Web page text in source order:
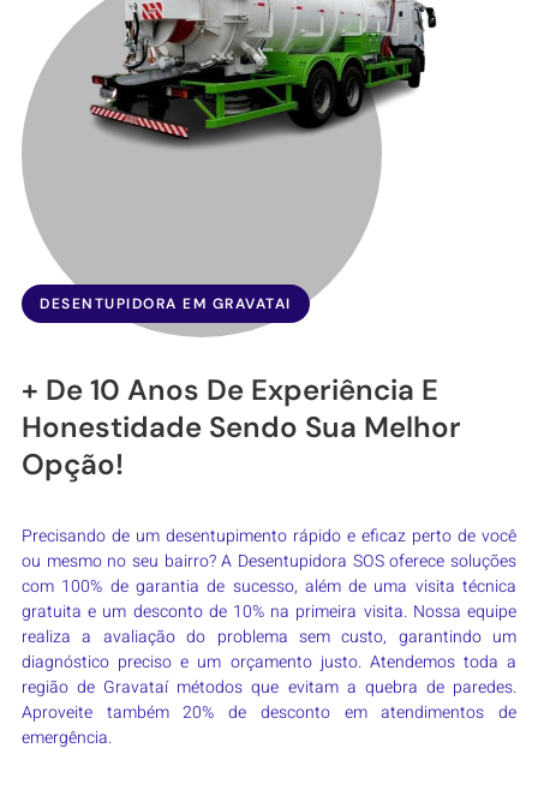
DESENTUPIDORA EM GRAVATAI
+ De 10 Anos De Experiência E
Honestidade Sendo Sua Melhor
Opção!
Precisando de um desentupimento rápido e eficaz perto de você
ou mesmo no seu bairro? A Desentupidora SOS oferece soluções
com 100% de garantia de sucesso, além de uma visita técnica
gratuita e um desconto de 10% na primeira visita. Nossa equipe
realiza a avaliação do problema sem custo, garantindo um
diagnóstico preciso e um orçamento justo. Atendemos toda a
região de Gravataí métodos que evitam a quebra de paredes.
Aproveite também 20% de desconto em atendimentos de
emergência.